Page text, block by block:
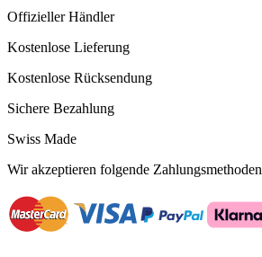
Offizieller Händler
Kostenlose Lieferung
Kostenlose Rücksendung
Sichere Bezahlung
Swiss Made
Wir akzeptieren folgende Zahlungsmethoden